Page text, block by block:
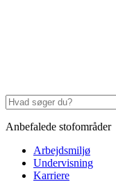
Anbefalede stofområder
Arbejdsmiljø
Undervisning
Karriere